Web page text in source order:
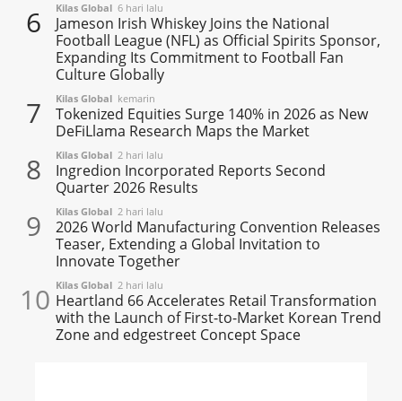
6 Kilas Global 6 hari lalu
Jameson Irish Whiskey Joins the National
Football League (NFL) as Official Spirits Sponsor,
Expanding Its Commitment to Football Fan
Culture Globally
7 Kilas Global kemarin
Tokenized Equities Surge 140% in 2026 as New
DeFiLlama Research Maps the Market
8 Kilas Global 2 hari lalu
Ingredion Incorporated Reports Second
Quarter 2026 Results
9 Kilas Global 2 hari lalu
2026 World Manufacturing Convention Releases
Teaser, Extending a Global Invitation to
Innovate Together
10 Kilas Global 2 hari lalu
Heartland 66 Accelerates Retail Transformation
with the Launch of First-to-Market Korean Trend
Zone and edgestreet Concept Space